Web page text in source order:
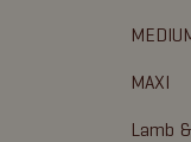
MAXI
Lamb